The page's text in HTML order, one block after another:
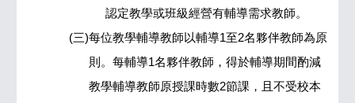
認定教學或班級經營有輔導需求教師。
(三)每位教學輔導教師以輔導1至2名夥伴教師為原
則。每輔導1名夥伴教師，得於輔導期間酌減
教學輔導教師原授課時數2節課，且不受校本